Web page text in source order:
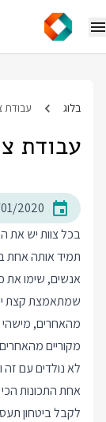
בלוג עבודת
עבודת
2020
בכל צוות יש את
תמיד אותה אחת
אנשים, שימו את
שמתאמצת קצת
מהאחרים, מישהי
מקוריים
לא נולדים עם זה
אחת התכונות
לקבל ביטחון